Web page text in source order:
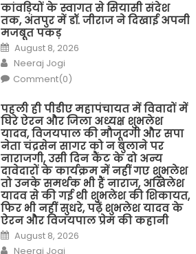
कांवड़ियों के स्वागत से सियासी संदेश
तक, अंतपुर में डॉ. जीराज ने दिखाई अपनी
मजबूत पकड़
Posted
on
August 8, 2026
Author
Neeraj Jogi
Comment(0)
पहली ही पीडीए महापंचायत में विवादों में
घिरे ऐरन और जिला अध्यक्ष शुभलेश
यादव, विजयपाल की मौजूदगी और सपा
नेता चंद्रसेन सागर को न बुलाने पर
नाराजगी, उसी दिन कैंट के दो अन्य
दावेदारों के कार्यक्रम में नहीं गए शुभलेश
तो उनके समर्थक भी हैं नाराज, अखिलेश
यादव से की गई थी शुभलेश की शिकायत,
फिर भी नहीं सुधरे, पढ़ें शुभलेश यादव के
ऐरन और विजयपाल प्रेम की कहानी
Posted
on
August 8, 2026
Author
Neeraj Jogi